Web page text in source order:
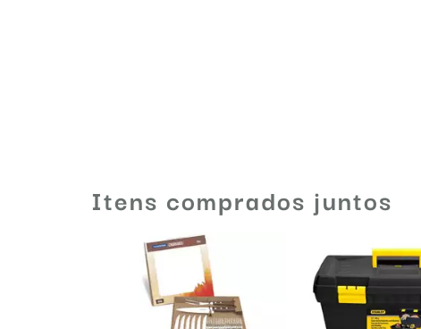
Itens comprados juntos